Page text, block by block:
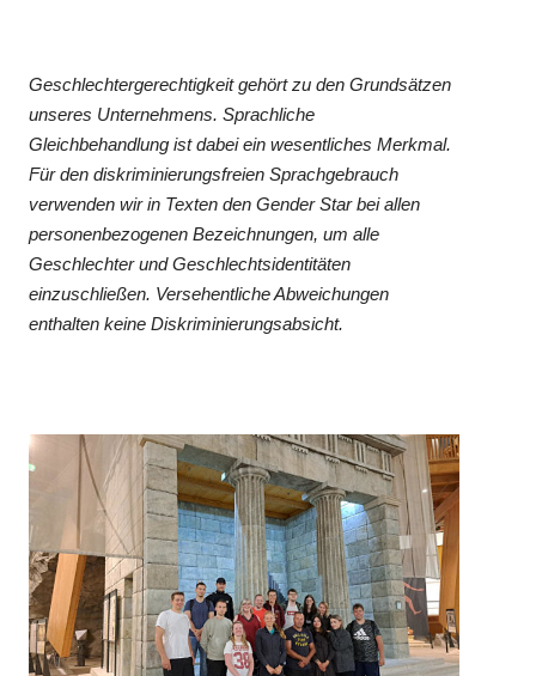
Geschlechtergerechtigkeit gehört zu den Grundsätzen
unseres Unternehmens. Sprachliche
Gleichbehandlung ist dabei ein wesentliches Merkmal.
Für den diskriminierungsfreien Sprachgebrauch
verwenden wir in Texten den Gender Star bei allen
personenbezogenen Bezeichnungen, um alle
Geschlechter und Geschlechtsidentitäten
einzuschließen. Versehentliche Abweichungen
enthalten keine Diskriminierungsabsicht.